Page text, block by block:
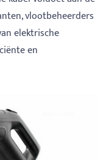
vlootbeheerders
elektrische
en